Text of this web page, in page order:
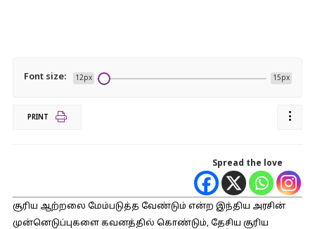
Font size: 12px 15px
PRINT
Spread the love
சூரிய ஆற்றலை மேம்படுத்த வேண்டும் என்ற இந்திய அரசின்
முன்னெடுப்புகளை கவனத்தில் கொண்டும், தேசிய சூரிய